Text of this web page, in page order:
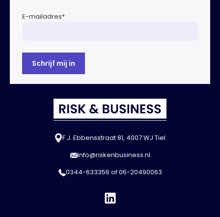
E-mailadres*
F.J. Ebbensstraat 81, 4007 WJ Tiel
info@riskenbusiness.nl
0344-633356 of06-20490063